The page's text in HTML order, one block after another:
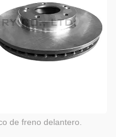
de freno delantero.